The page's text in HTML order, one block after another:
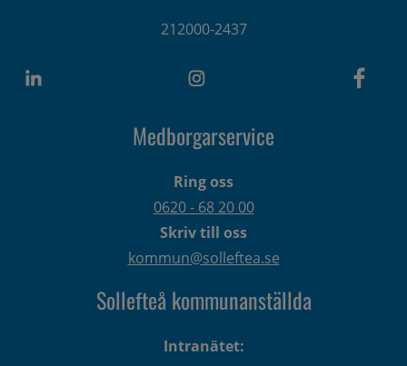
212000-2437
Medborgarservice
Ring oss
0620 - 68 20 00
Skriv till oss
kommun@solleftea.se
Sollefteå kommunanställda
Intranätet: